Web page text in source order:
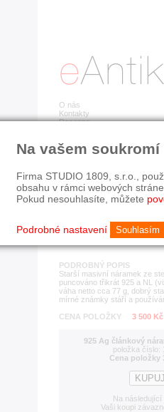
O nás
Kontakty
Recenze
Detail položky
PODROBNÝ POPIS
Starší masivní náramek ze
puncováno třikrát 925 a NL
váha netto cca 77 g, dobrý
mírné známky stáří a
CENA POLOŽKY
3 500 Kč
925 Ag článkový
položka číslo:
Cena položky
Na následující
Vaši koupi
Na vašem soukromí
Firma STUDIO 1809, s.r.o.,
obsahu v rámci webových
Pokud nesouhlasíte, můžete
Podrobné nastavení Souhlasím